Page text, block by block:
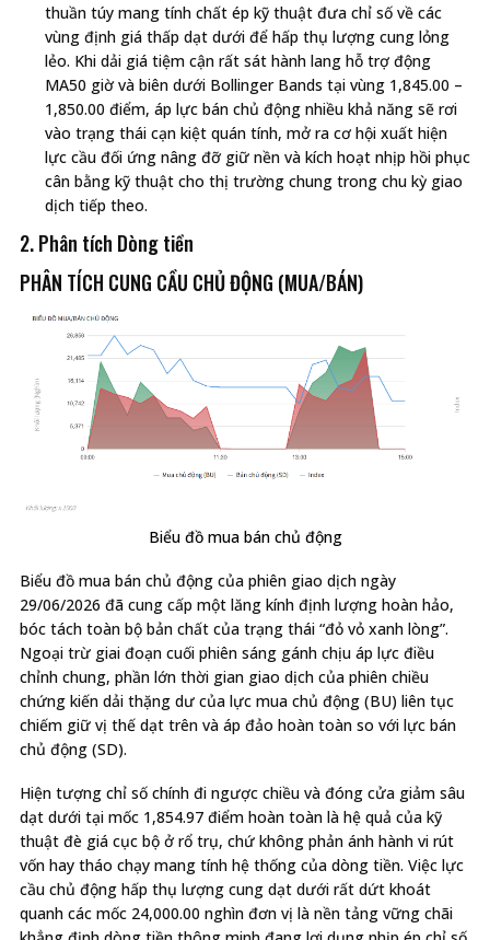
thuần túy mang tính chất ép kỹ thuật đưa chỉ số về các
vùng định giá thấp dạt dưới để hấp thụ lượng cung lỏng
lẻo. Khi dải giá tiệm cận rất sát hành lang hỗ trợ động
MA50 giờ và biên dưới Bollinger Bands tại vùng 1,845.00 –
1,850.00 điểm, áp lực bán chủ động nhiều khả năng sẽ rơi
vào trạng thái cạn kiệt quán tính, mở ra cơ hội xuất hiện
lực cầu đối ứng nâng đỡ giữ nền và kích hoạt nhịp hồi phục
cân bằng kỹ thuật cho thị trường chung trong chu kỳ giao
dịch tiếp theo.
2. Phân tích Dòng tiền
PHÂN TÍCH CUNG CẦU CHỦ ĐỘNG (MUA/BÁN)
Biểu đồ mua bán chủ động
Biểu đồ mua bán chủ động của phiên giao dịch ngày
29/06/2026 đã cung cấp một lăng kính định lượng hoàn hảo,
bóc tách toàn bộ bản chất của trạng thái “đỏ vỏ xanh lòng”.
Ngoại trừ giai đoạn cuối phiên sáng gánh chịu áp lực điều
chỉnh chung, phần lớn thời gian giao dịch của phiên chiều
chứng kiến dải thặng dư của lực mua chủ động (BU) liên tục
chiếm giữ vị thế dạt trên và áp đảo hoàn toàn so với lực bán
chủ động (SD).
Hiện tượng chỉ số chính đi ngược chiều và đóng cửa giảm sâu
dạt dưới tại mốc 1,854.97 điểm hoàn toàn là hệ quả của kỹ
thuật đè giá cục bộ ở rổ trụ, chứ không phản ánh hành vi rút
vốn hay tháo chạy mang tính hệ thống của dòng tiền. Việc lực
cầu chủ động hấp thụ lượng cung dạt dưới rất dứt khoát
quanh các mốc 24,000.00 nghìn đơn vị là nền tảng vững chãi